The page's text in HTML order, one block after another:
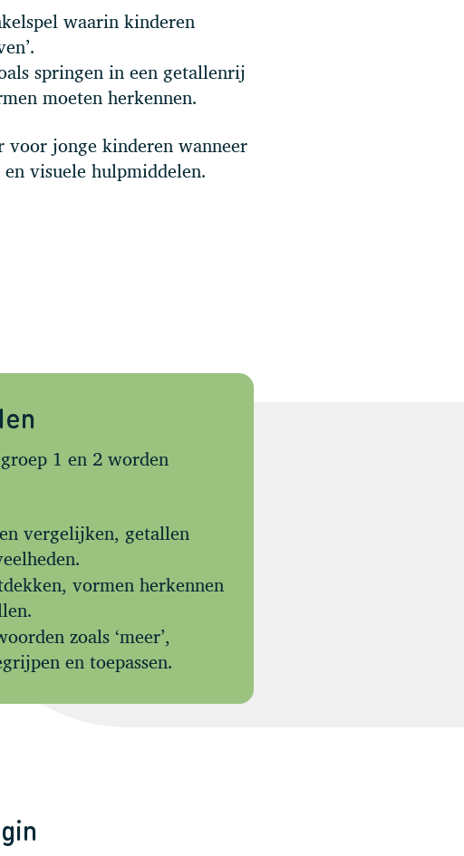
waarin kinderen
springen in een getallenrij
moeten herkennen.
jonge kinderen wanneer
visuele hulpmiddelen.
1 en 2 worden
vergelijken, getallen
vormen herkennen
zoals ‘meer’,
en toepassen.